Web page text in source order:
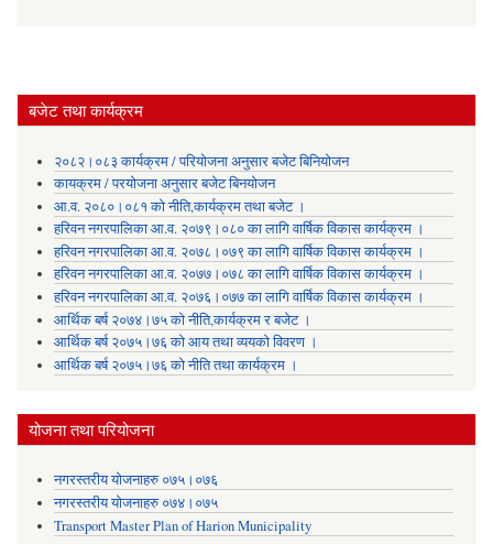
बजेट तथा कार्यक्रम
२०८२।०८३ कार्यक्रम / परियोजना अनुसार बजेट बिनियोजन
कायक्रम / परयोजना अनुसार बजेट बिनयोजन
आ.व. २०८०।०८१ को नीति,कार्यक्रम तथा बजेट ।
हरिवन नगरपालिका आ‍.व. २०७९।०८० का लागि वार्षिक विकास कार्यक्रम ।
हरिवन नगरपालिका आ‍.व. २०७८।०७९ का लागि वार्षिक विकास कार्यक्रम ।
हरिवन नगरपालिका आ‍.व. २०७७।०७८ का लागि वार्षिक विकास कार्यक्रम ।
हरिवन नगरपालिका आ‍.व. २०७६।०७७ का लागि वार्षिक विकास कार्यक्रम ।
आर्थिक बर्ष २०७४।७५ को नीति,कार्यक्रम र बजेट ।
आर्थिक बर्ष २०७५।७६ को आय तथा व्ययकाे विवरण ।
आर्थिक बर्ष २०७५।७६ को नीति तथा कार्यक्रम ।
योजना तथा परियोजना
नगरस्तरीय योजनाहरु ०७५।०७६
नगरस्तरीय योजनाहरु ०७४।०७५
Transport Master Plan of Harion Municipality